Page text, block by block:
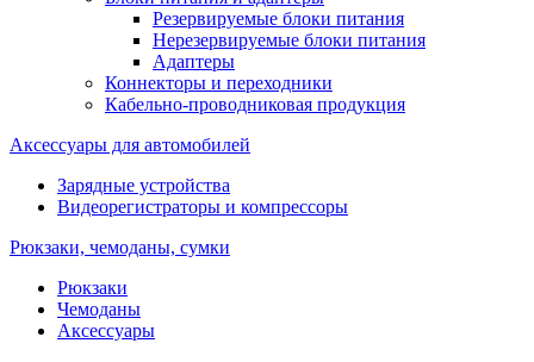
Резервируемые блоки питания
Нерезервируемые блоки питания
Адаптеры
Коннекторы и переходники
Кабельно-проводниковая продукция
Аксессуары для автомобилей
Зарядные устройства
Видеорегистраторы и компрессоры
Рюкзаки, чемоданы, сумки
Рюкзаки
Чемоданы
Аксессуары